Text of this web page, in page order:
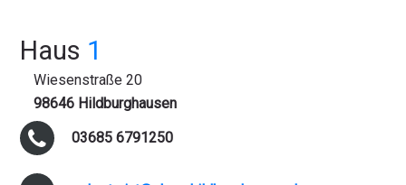
Haus 1
Wiesenstraße 20
98646 Hildburghausen
03685 6791250